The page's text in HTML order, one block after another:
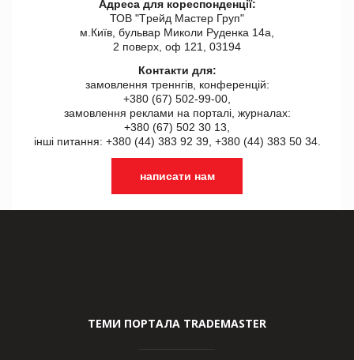
Адреса для кореспонденції:
ТОВ "Tрейд Мастер Груп"
м.Київ, бульвар Миколи Руденка 14а,
2 поверх, оф 121, 03194
Контакти для:
замовлення треннгів, конференцій:
+380 (67) 502-99-00,
замовлення реклами на порталі, журналах:
+380 (67) 502 30 13,
інші питання: +380 (44) 383 92 39, +380 (44) 383 50 34.
написати нам
ТЕМИ ПОРТАЛА TRADEMASTER